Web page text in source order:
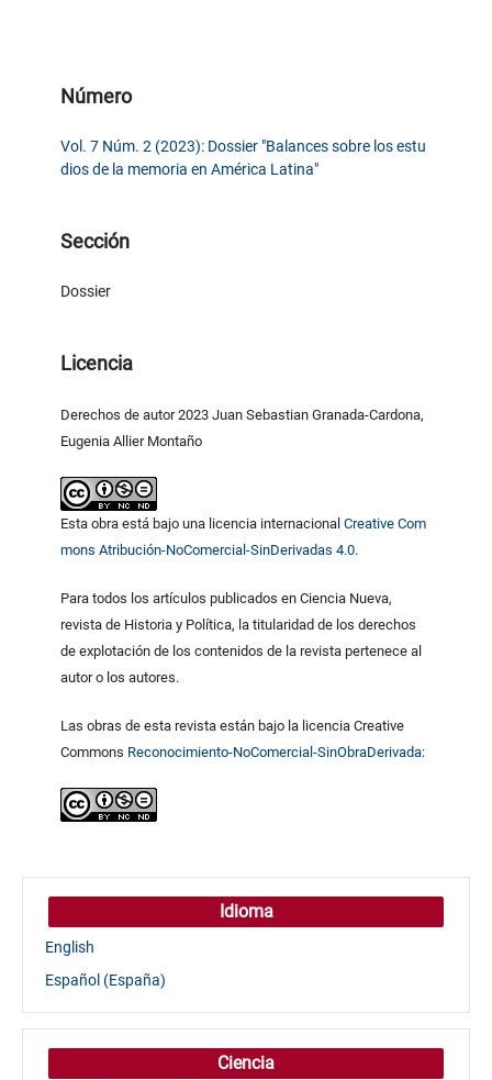
Número
Vol. 7 Núm. 2 (2023): Dossier "Balances sobre los estu
dios de la memoria en América Latina"
Sección
Dossier
Licencia
Derechos de autor 2023 Juan Sebastian Granada-Cardona,
Eugenia Allier Montaño
Esta obra está bajo una licencia internacionalCreative Com
mons Atribución-NoComercial-SinDerivadas 4.0.
Para todos los artículos publicados en Ciencia Nueva,
revista de Historia y Política, la titularidad de los derechos
de explotación de los contenidos de la revista pertenece al
autor o los autores.
Las obras de esta revista están bajo la licencia Creative
Commons Reconocimiento-NoComercial-SinObraDerivada:
Idioma
English
Español (España)
Ciencia